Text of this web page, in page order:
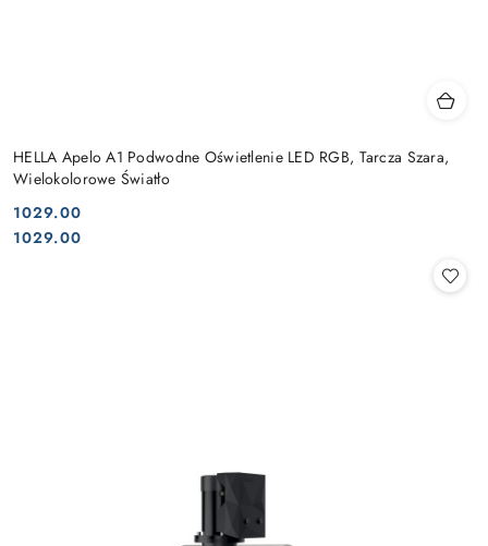
HELLA Apelo A1 Podwodne Oświetlenie LED RGB, Tarcza Szara,
Wielokolorowe Światło
Cena:
1029.00
Cena:
1029.00